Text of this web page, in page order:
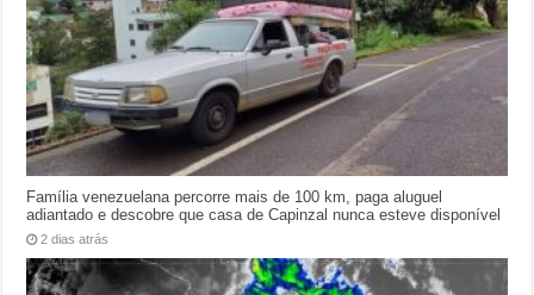
Família venezuelana percorre mais de 100 km, paga aluguel
adiantado e descobre que casa de Capinzal nunca esteve disponível
2 dias atrás